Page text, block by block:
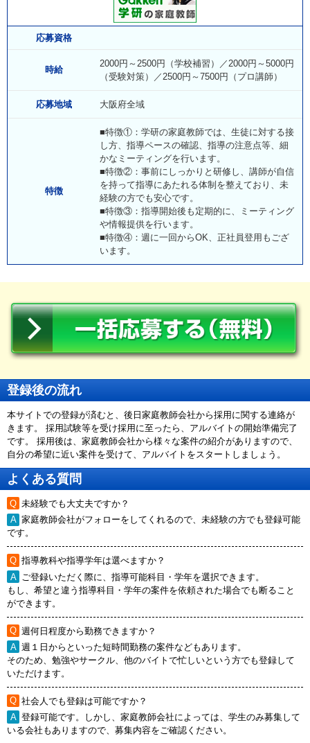
応募資格
時給
2000円～2500円（学校補習）／2000円～5000円
（受験対策）／2500円～7500円（プロ講師）
応募地域 大阪府全域
特徴
■特徴①：学研の家庭教師では、生徒に対する接
し方、指導ペースの確認、指導の注意点等、細
かなミーティングを行います。
■特徴②：事前にしっかりと研修し、講師が自信
を持って指導にあたれる体制を整えており、未
経験の方でも安心です。
■特徴③：指導開始後も定期的に、ミーティング
や情報提供を行います。
■特徴④：週に一回からOK、正社員登用もござ
います。
登録後の流れ
本サイトでの登録が済むと、後日家庭教師会社から採用に関する連絡が
きます。 採用試験等を受け採用に至ったら、アルバイトの開始準備完了
です。 採用後は、家庭教師会社から様々な案件の紹介がありますので、
自分の希望に近い案件を受けて、アルバイトをスタートしましょう。
よくある質問
未経験でも大丈夫ですか？
家庭教師会社がフォローをしてくれるので、未経験の方でも登録可能
です。
指導教科や指導学年は選べますか？
ご登録いただく際に、指導可能科目・学年を選択できます。
もし、希望と違う指導科目・学年の案件を依頼された場合でも断ること
ができます。
週何日程度から勤務できますか？
週１日からといった短時間勤務の案件などもあります。
そのため、勉強やサークル、他のバイトで忙しいという方でも登録して
いただけます。
社会人でも登録は可能ですか？
登録可能です。しかし、家庭教師会社によっては、学生のみ募集して
いる会社もありますので、募集内容をご確認ください。